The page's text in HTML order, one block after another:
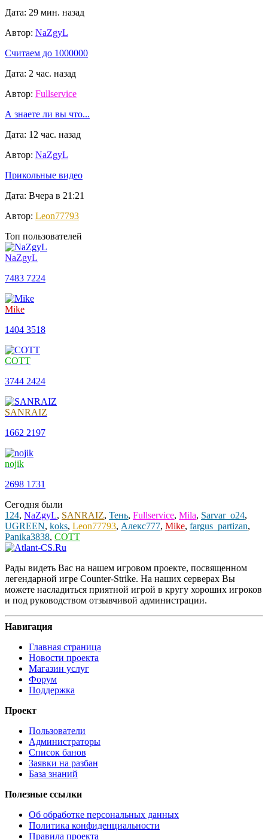
Дата: 29 мин. назад
Автор: NaZgyL
Считаем до 1000000
Дата: 2 час. назад
Автор: Fullservice
А знаете ли вы что...
Дата: 12 час. назад
Автор: NaZgyL
Прикольные видео
Дата: Вчера в 21:21
Автор: Leon77793
Топ пользователей
NaZgyL
7483 7224
Mike
1404 3518
COTT
3744 2424
SANRAIZ
1662 2197
nojik
2698 1731
Сегодня были
124, NaZgyL, SANRAIZ, Тень, Fullservice, Mila, Sarvar_o24,
UGREEN, koks, Leon77793, Алекс777, Mike, fargus_partizan,
Panika3838, COTT
Рады видеть Вас на нашем игровом проекте, посвященном
легендарной игре Counter-Strike. На наших серверах Вы
можете насладиться приятной игрой в кругу хороших игроков
и под руководством отзывчивой администрации.
Навигация
Главная страница
Новости проекта
Магазин услуг
Форум
Поддержка
Проект
Пользователи
Администраторы
Список банов
Заявки на разбан
База знаний
Полезные ссылки
Об обработке персональных данных
Политика конфиденциальности
Правила проекта